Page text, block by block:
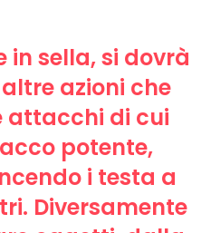
in sella, si dovrà
azioni che
attacchi di cui
potente,
i testa a
Diversamente